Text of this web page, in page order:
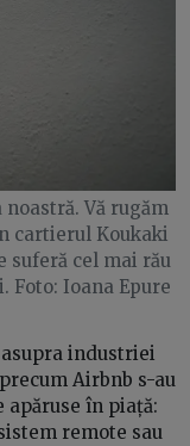
noastră. Vă rugăm
cartierul Koukaki
suferă cel mai rău
Ioana Epure
industriei
Airbnb s-au
apăruse în piață:
remote sau